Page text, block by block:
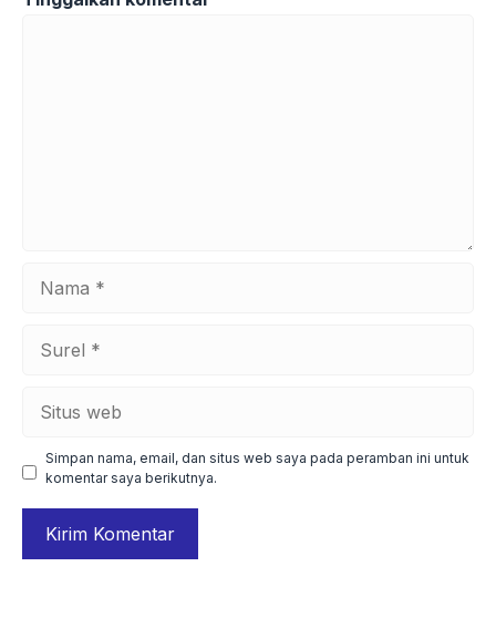
Simpan nama, email, dan situs web saya pada peramban ini untuk
komentar saya berikutnya.